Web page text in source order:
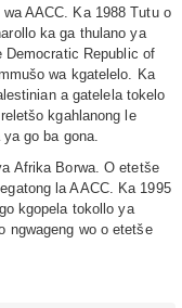
AACC. Ka 1988 Tutu o
ka ga thulano ya
Democratic Republic of
wa kgatelelo. Ka
a gatelela tokelo
kgahlanong le
go ba gona.
Afrika Borwa. O etetše
la AACC. Ka 1995
kgopela tokollo ya
ngwageng wo o etetše